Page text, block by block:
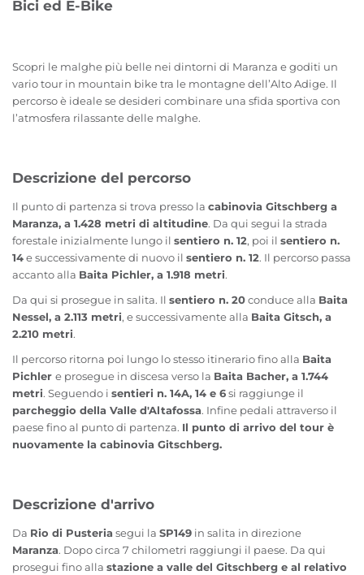
Bici ed E-Bike
Scopri le malghe più belle nei dintorni di Maranza e goditi un
vario tour in mountain bike tra le montagne dell’Alto Adige. Il
percorso è ideale se desideri combinare una sfida sportiva con
l’atmosfera rilassante delle malghe.
Descrizione del percorso
Il punto di partenza si trova presso la cabinovia Gitschberg a
Maranza, a 1.428 metri di altitudine. Da qui segui la strada
forestale inizialmente lungo il sentiero n. 12, poi il sentiero n.
14e successivamente di nuovo il sentiero n. 12. Il percorso passa
accanto alla Baita Pichler, a 1.918 metri.
Da qui si prosegue in salita. Il sentiero n. 20conduce alla Baita
Nessel, a 2.113 metri, e successivamente alla Baita Gitsch, a
2.210 metri.
Il percorso ritorna poi lungo lo stesso itinerario fino alla Baita
Pichler e prosegue in discesa verso la Baita Bacher, a 1.744
metri. Seguendo i sentieri n. 14A, 14 e 6si raggiunge il
parcheggio della Valle d'Altafossa. Infine pedali attraverso il
paese fino al punto di partenza. Il punto di arrivo del tour è
nuovamente la cabinovia Gitschberg.
Descrizione d'arrivo
Da Rio di Pusteria segui la SP149 in salita in direzione
Maranza. Dopo circa 7 chilometri raggiungi il paese. Da qui
prosegui fino alla stazione a valle del Gitschberg e al relativo